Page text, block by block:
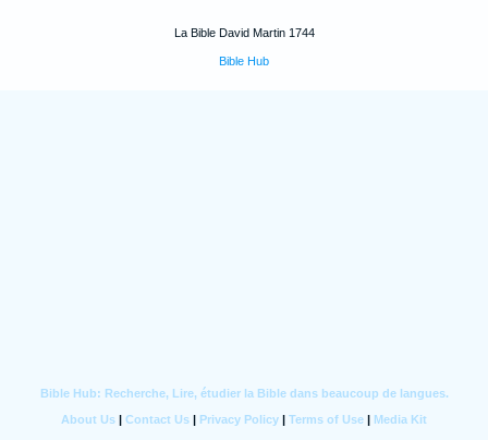
La Bible David Martin 1744
Bible Hub